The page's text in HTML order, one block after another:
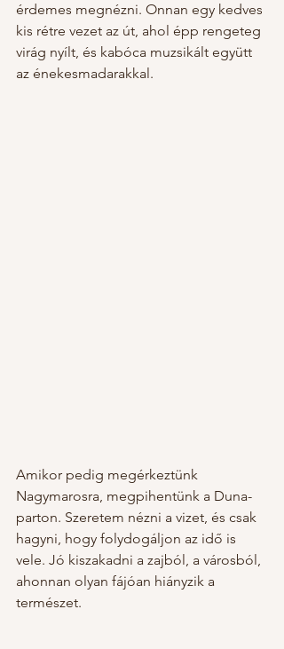
érdemes megnézni. Onnan egy kedves
kis rétre vezet az út, ahol épp rengeteg
virág nyílt, és kabóca muzsikált együtt
az énekesmadarakkal.
Amikor pedig megérkeztünk
Nagymarosra, megpihentünk a Duna-
parton. Szeretem nézni a vizet, és csak
hagyni, hogy folydogáljon az idő is
vele. Jó kiszakadni a zajból, a városból,
ahonnan olyan fájóan hiányzik a
természet.